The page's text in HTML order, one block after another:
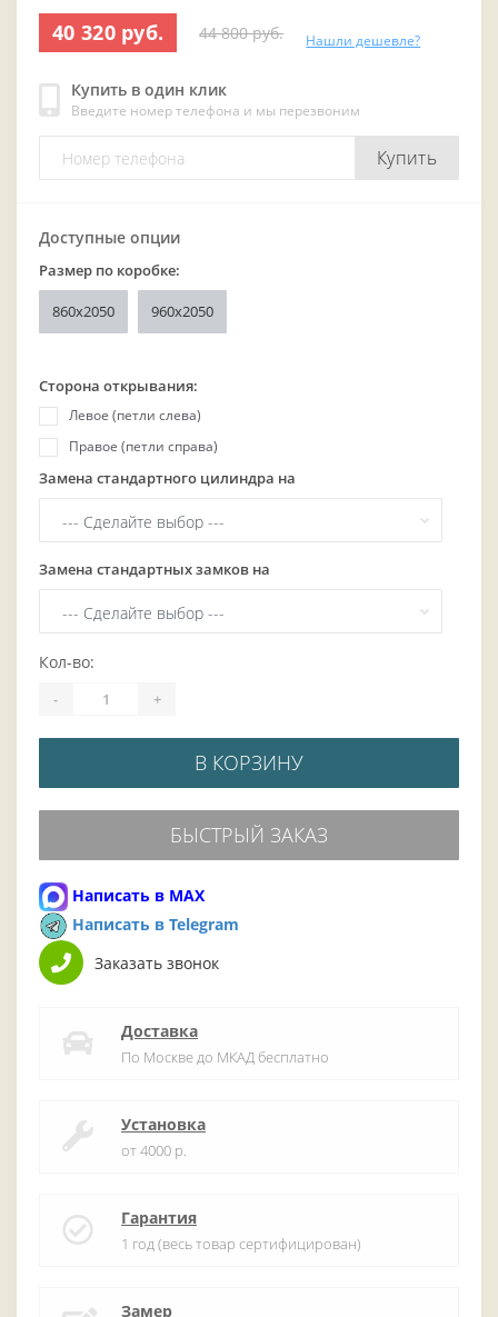
40 320 руб. 44 800 руб. Нашли дешевле?
Купить в один клик
Введите номер телефона и мы перезвоним
Купить
Доступные опции
Размер по коробке:
860x2050 960x2050
Сторона открывания:
Левое (петли слева)
Правое (петли справа)
Замена стандартного цилиндра на
Замена стандартных замков на
Кол-во:
- +
В КОРЗИНУ
БЫСТРЫЙ ЗАКАЗ
Написать в MAX
Написать в Telegram
Заказать звонок
Доставка
По Москве до МКАД бесплатно
Установка
от 4000 р.
Гарантия
1 год (весь товар сертифицирован)
Замер